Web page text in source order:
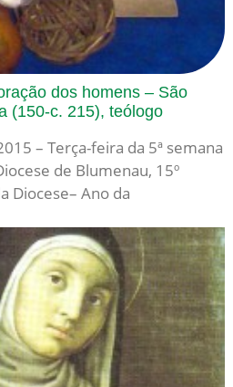
dos homens – São
(150-c. 215), teólogo
– Terça-feira da 5ª semana
de Blumenau, 15º
Diocese– Ano da